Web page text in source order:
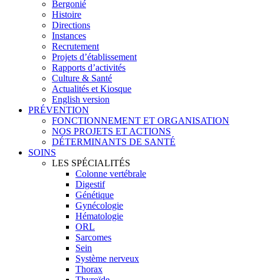
Bergonié
Histoire
Directions
Instances
Recrutement
Projets d’établissement
Rapports d’activités
Culture & Santé
Actualités et Kiosque
English version
PRÉVENTION
FONCTIONNEMENT ET ORGANISATION
NOS PROJETS ET ACTIONS
DÉTERMINANTS DE SANTÉ
SOINS
LES SPÉCIALITÉS
Colonne vertébrale
Digestif
Génétique
Gynécologie
Hématologie
ORL
Sarcomes
Sein
Système nerveux
Thorax